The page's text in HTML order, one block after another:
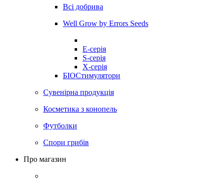
Всі добрива
Well Grow by Errors Seeds
E-серія
S-серія
X-серія
БІОСтимулятори
Сувенірна продукція
Косметика з конопель
Футболки
Спори грибів
Про магазин